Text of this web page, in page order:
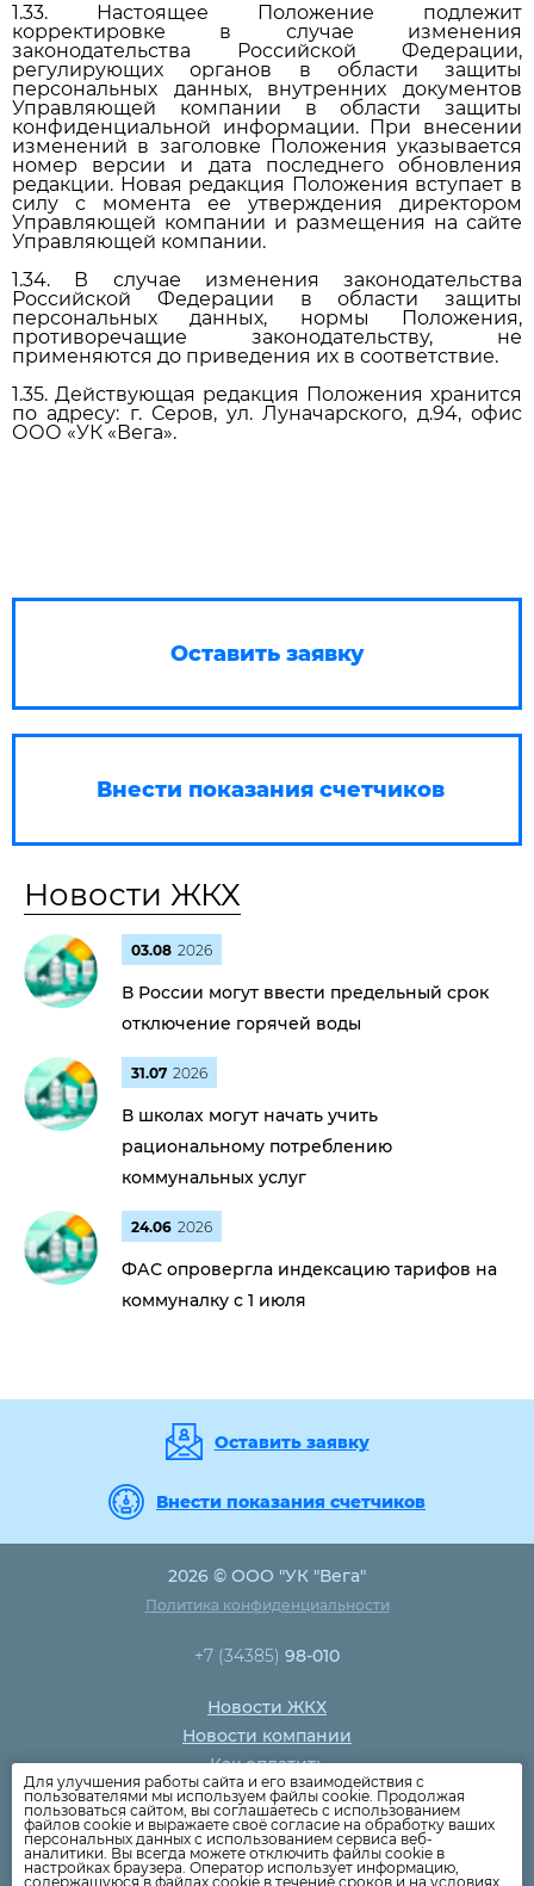
1.33. Настоящее Положение подлежит
корректировке в случае изменения
законодательства Российской Федерации,
регулирующих органов в области защиты
персональных данных, внутренних документов
Управляющей компании в области защиты
конфиденциальной информации. При внесении
изменений в заголовке Положения указывается
номер версии и дата последнего обновления
редакции. Новая редакция Положения вступает в
силу с момента ее утверждения директором
Управляющей компании и размещения на сайте
Управляющей компании.
1.34. В случае изменения законодательства
Российской Федерации в области защиты
персональных данных, нормы Положения,
противоречащие законодательству, не
применяются до приведения их в соответствие.
1.35. Действующая редакция Положения хранится
по адресу: г. Серов, ул. Луначарского, д.94, офис
ООО «УК «Вега».
Оставить заявку
Внести показания счетчиков
Новости ЖКХ
03.08 2026
В России могут ввести предельный срок
отключение горячей воды
31.07 2026
В школах могут начать учить
рациональному потреблению
коммунальных услуг
24.06 2026
ФАС опровергла индексацию тарифов на
коммуналку с 1 июля
Оставить заявку
Внести показания счетчиков
2026 © ООО "УК "Вега"
Политика конфиденциальности
+7 (34385) 98-010
Новости ЖКХ
Новости компании
Как оплатить
Дома
Раскрытие информации
Вопросы
Для улучшения работы сайта и его взаимодействия с
пользователями мы используем файлы cookie. Продолжая
пользоваться сайтом, вы соглашаетесь с использованием
файлов cookie и выражаете своё согласие на обработку ваших
персональных данных с использованием сервиса веб-
аналитики. Вы всегда можете отключить файлы cookie в
настройках браузера. Оператор использует информацию,
содержащуюся в файлах cookie в течение сроков и на условиях,